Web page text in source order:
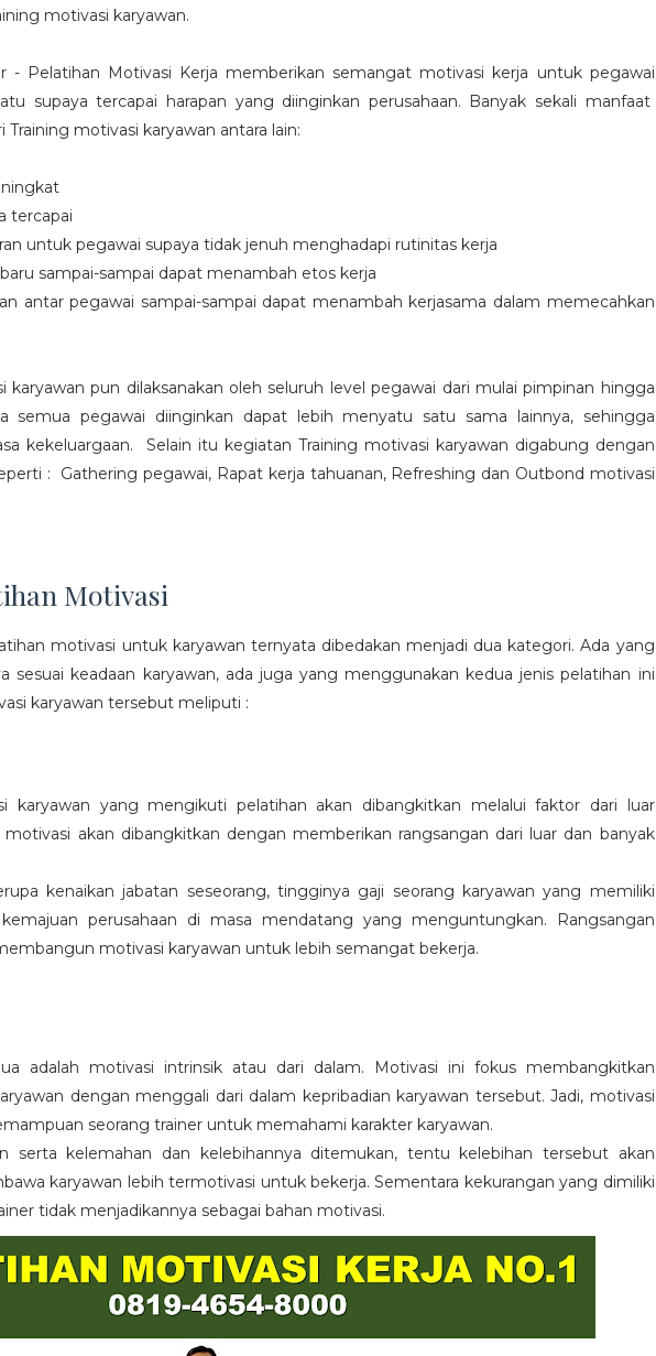
motivasi karyawan.
- Pelatihan Motivasi Kerja memberikan semangat motivasi kerja untuk pegawai
supaya tercapai harapan yang diinginkan perusahaan. Banyak sekali manfaat
motivasi karyawan antara lain:
tercapai
untuk pegawai supaya tidak jenuh menghadapi rutinitas kerja
sampai-sampai dapat menambah etos kerja
pegawai sampai-sampai dapat menambah kerjasama dalam memecahkan
karyawan pun dilaksanakan oleh seluruh level pegawai dari mulai pimpinan hingga
semua pegawai diinginkan dapat lebih menyatu satu sama lainnya, sehingga
kekeluargaan. Selain itu kegiatan Training motivasi karyawan digabung dengan
: Gathering pegawai, Rapat kerja tahuanan, Refreshing dan Outbond motivasi
Motivasi
motivasi untuk karyawan ternyata dibedakan menjadi dua kategori. Ada yang
sesuai keadaan karyawan, ada juga yang menggunakan kedua jenis pelatihan ini
karyawan tersebut meliputi :
karyawan yang mengikuti pelatihan akan dibangkitkan melalui faktor dari luar
motivasi akan dibangkitkan dengan memberikan rangsangan dari luar dan banyak
kenaikan jabatan seseorang, tingginya gaji seorang karyawan yang memiliki
perusahaan di masa mendatang yang menguntungkan. Rangsangan
motivasi karyawan untuk lebih semangat bekerja.
adalah motivasi intrinsik atau dari dalam. Motivasi ini fokus membangkitkan
dengan menggali dari dalam kepribadian karyawan tersebut. Jadi, motivasi
seorang trainer untuk memahami karakter karyawan.
serta kelemahan dan kelebihannya ditemukan, tentu kelebihan tersebut akan
karyawan lebih termotivasi untuk bekerja. Sementara kekurangan yang dimiliki
tidak menjadikannya sebagai bahan motivasi.